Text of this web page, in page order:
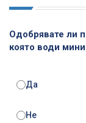
Одобрявате ли
която води
Да
Не